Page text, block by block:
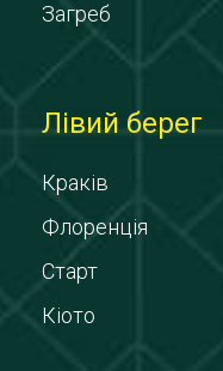
Загреб
Лівий берег
Краків
Флоренція
Старт
Кіото